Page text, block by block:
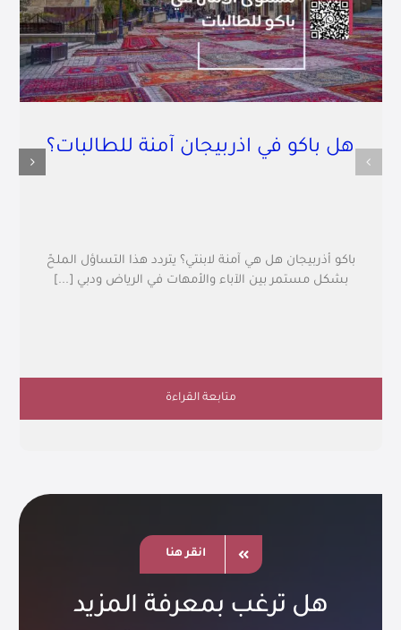
هل باكو في اذربيجان آمنة للطالبات؟
باكو أذربيجان هل هي آمنة لابنتي؟ يتردد هذا التساؤل الملحّ
بشكل مستمر بين الآباء والأمهات في الرياض ودبي [...]
متابعة القراءة
انقر هنا
هل ترغب بمعرفة المزيد